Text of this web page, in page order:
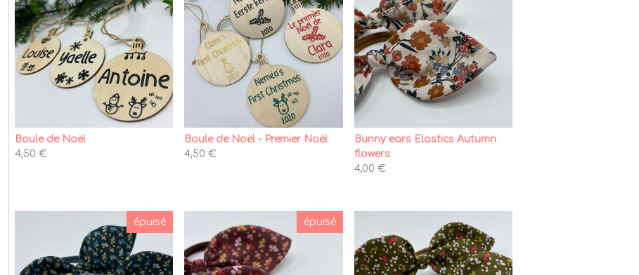
Boule de Noël
4,50 €
Boule de Noël - Premier Noël
4,50 €
Bunny ears Elastics Autumn
flowers
4,00 €
épuisé épuisé